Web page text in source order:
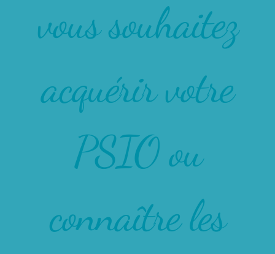
vous souhaitez
acquérir votre
PSIO ou
connaître les